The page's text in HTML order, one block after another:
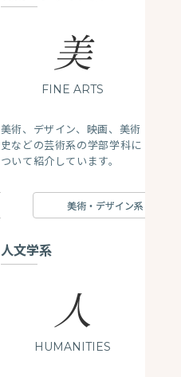
美
FINE ARTS
美術、デザイン、映画、美術
史などの芸術系の学部学科に
ついて紹介しています。
美術・デザイン系
人文学系
人
HUMANITIES